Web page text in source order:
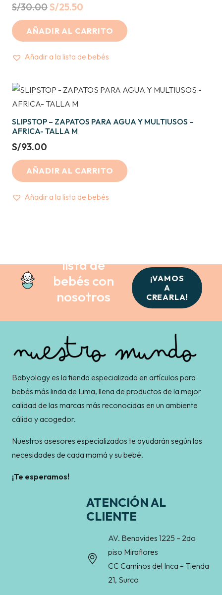
S/30.00Original
price
was:
S/30.00.
S/25.50
price
is:
S/25.50.
AÑADIR AL CARRITO
Añadir a la lista de bebés
SLIPSTOP – ZAPATOS PARA AGUA Y MULTIUSOS –
AFRICA- TALLA M
S/93.00
AÑADIR AL CARRITO
Añadir a la lista de bebés
lista de
bebés con
nosotros
¡VAMOS
A
CREARLA!
Babyology es la tienda especializada en artículos para
bebés más linda de Lima, llena de productos de la mejor
calidad de las marcas más reconocidas en un ambiente
cálido y acogedor.
Nuestros asesores especializados te ayudarán según las
necesidades de cada mamá y su bebé.
¡Te esperamos!
ATENCIÓN AL
CLIENTE
AV. Benavides 1225 – 2do
piso Miraflores
CC Caminos del Inca – Tienda
21, Surco